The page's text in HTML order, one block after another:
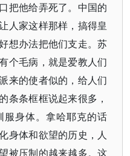
把他给弄死了。中国的
人家这样那样，搞得皇
想办法把他们支走。苏
个毛病，就是爱教人们
来的使者似的，给人们
条条框框说起来很多，
身体。拿哈耶克的话
身体和欲望的历史，人
被压制的越来越多。这